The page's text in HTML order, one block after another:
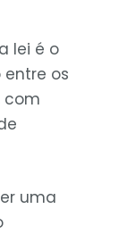
lei é o
os
com
uma